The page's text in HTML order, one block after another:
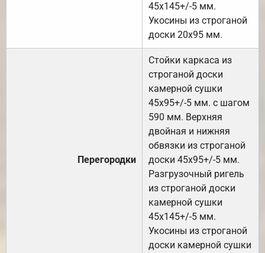
45х145+/-5 мм.
Укосины из строганой
доски 20х95 мм.
Перегородки
Стойки каркаса из
строганой доски
камерной сушки
45х95+/-5 мм. с шагом
590 мм. Верхняя
двойная и нижняя
обвязки из строганой
доски 45х95+/-5 мм.
Разгрузочный ригель
из строганой доски
камерной сушки
45х145+/-5 мм.
Укосины из строганой
доски камерной сушки